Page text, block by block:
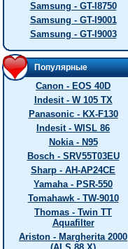
Samsung - GT-I8750
Samsung - GT-I9001
Samsung - GT-I9003
Популярные
Canon - EOS 40D
Indesit - W 105 TX
Panasonic - KX-F130
Indesit - WISL 86
Nokia - N95
Bosch - SRV55T03EU
Sharp - AH-AP24CE
Yamaha - PSR-550
Tomahawk - TW-9010
Thomas - Twin TT
Aquafilter
Ariston - Margherita 2000